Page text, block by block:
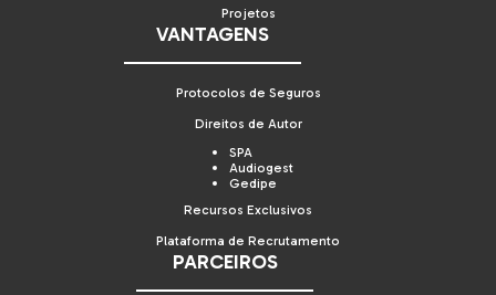
Projetos
VANTAGENS
Protocolos de Seguros
Direitos de Autor
SPA
Audiogest
Gedipe
Recursos Exclusivos
Plataforma de Recrutamento
PARCEIROS